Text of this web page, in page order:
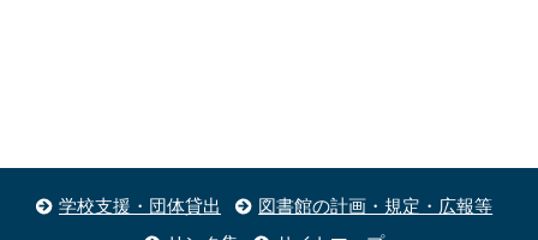
学校支援・団体貸出
図書館の計画・規定・広報等